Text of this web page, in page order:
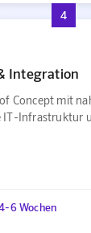
4
Integration
Concept mit
IT-Infrastruktur
6 Wochen